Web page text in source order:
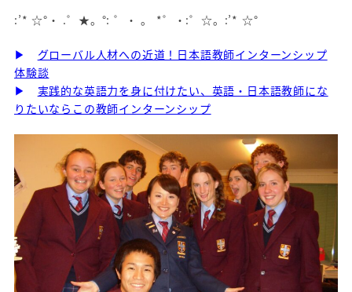
:’* ☆°・ .゜★。°: ゜・ 。 *゜・:゜☆。:’* ☆°
▶
グローバル人材への近道！日本語教師インターンシップ
体験談
▶
実践的な英語力を身に付けたい、英語・日本語教師にな
りたいならこの教師インターンシップ